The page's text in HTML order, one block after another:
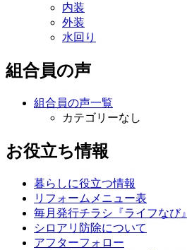
内装
外装
水回り
組合員の声
組合員の声一覧
カテゴリーなし
お役立ち情報
暮らしに役立つ情報
リフォームメニュー表
毎月発行チラシ『ライフなび』
シロアリ防除について
アフターフォロー